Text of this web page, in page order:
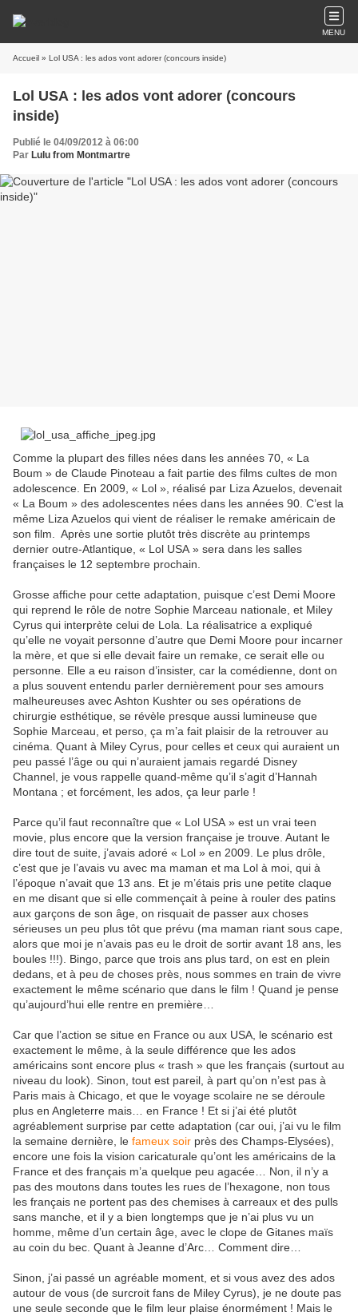
MENU
Accueil » Lol USA : les ados vont adorer (concours inside)
Lol USA : les ados vont adorer (concours
inside)
Publié le 04/09/2012 à 06:00
Par Lulu from Montmartre
Comme la plupart des filles nées dans les années 70, « La
Boum » de Claude Pinoteau a fait partie des films cultes de mon
adolescence. En 2009, « Lol », réalisé par Liza Azuelos, devenait
« La Boum » des adolescentes nées dans les années 90. C’est la
même Liza Azuelos qui vient de réaliser le remake américain de
son film. Après une sortie plutôt très discrète au printemps
dernier outre-Atlantique, « Lol USA » sera dans les salles
françaises le 12 septembre prochain.
Grosse affiche pour cette adaptation, puisque c’est Demi Moore
qui reprend le rôle de notre Sophie Marceau nationale, et Miley
Cyrus qui interprète celui de Lola. La réalisatrice a expliqué
qu’elle ne voyait personne d’autre que Demi Moore pour incarner
la mère, et que si elle devait faire un remake, ce serait elle ou
personne. Elle a eu raison d’insister, car la comédienne, dont on
a plus souvent entendu parler dernièrement pour ses amours
malheureuses avec Ashton Kushter ou ses opérations de
chirurgie esthétique, se révèle presque aussi lumineuse que
Sophie Marceau, et perso, ça m’a fait plaisir de la retrouver au
cinéma. Quant à Miley Cyrus, pour celles et ceux qui auraient un
peu passé l’âge ou qui n’auraient jamais regardé Disney
Channel, je vous rappelle quand-même qu’il s’agit d’Hannah
Montana ; et forcément, les ados, ça leur parle !
Parce qu’il faut reconnaître que « Lol USA » est un vrai teen
movie, plus encore que la version française je trouve. Autant le
dire tout de suite, j’avais adoré « Lol » en 2009. Le plus drôle,
c’est que je l’avais vu avec ma maman et ma Lol à moi, qui à
l’époque n’avait que 13 ans. Et je m’étais pris une petite claque
en me disant que si elle commençait à peine à rouler des patins
aux garçons de son âge, on risquait de passer aux choses
sérieuses un peu plus tôt que prévu (ma maman riant sous cape,
alors que moi je n’avais pas eu le droit de sortir avant 18 ans, les
boules !!!). Bingo, parce que trois ans plus tard, on est en plein
dedans, et à peu de choses près, nous sommes en train de vivre
exactement le même scénario que dans le film ! Quand je pense
qu’aujourd’hui elle rentre en première…
Car que l’action se situe en France ou aux USA, le scénario est
exactement le même, à la seule différence que les ados
américains sont encore plus « trash » que les français (surtout au
niveau du look). Sinon, tout est pareil, à part qu’on n’est pas à
Paris mais à Chicago, et que le voyage scolaire ne se déroule
plus en Angleterre mais… en France ! Et si j’ai été plutôt
agréablement surprise par cette adaptation (car oui, j’ai vu le film
la semaine dernière, le fameux soir près des Champs-Elysées),
encore une fois la vision caricaturale qu’ont les américains de la
France et des français m’a quelque peu agacée… Non, il n’y a
pas des moutons dans toutes les rues de l’hexagone, non tous
les français ne portent pas des chemises à carreaux et des pulls
sans manche, et il y a bien longtemps que je n’ai plus vu un
homme, même d’un certain âge, avec le clope de Gitanes maïs
au coin du bec. Quant à Jeanne d’Arc… Comment dire…
Sinon, j’ai passé un agréable moment, et si vous avez des ados
autour de vous (de surcroit fans de Miley Cyrus), je ne doute pas
une seule seconde que le film leur plaise énormément ! Mais le